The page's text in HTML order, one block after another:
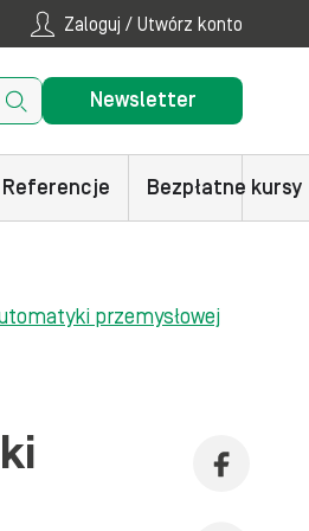
Zaloguj / Utwórz konto
Newsletter
Referencje Bezpłatne kursy
przemysłowej